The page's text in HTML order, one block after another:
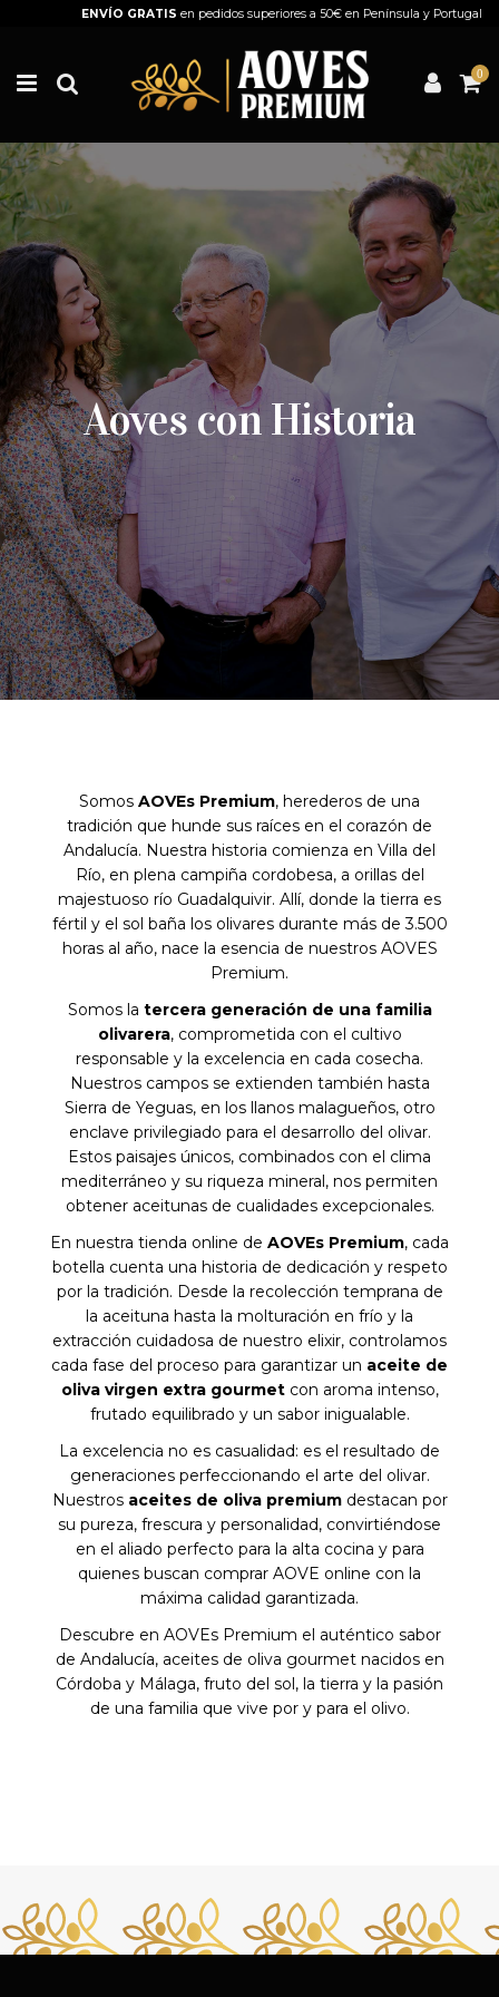
ENVÍO GRATIS en pedidos superiores a 50€ en Península y Portugal
0
Aoves con Historia
Somos AOVEs Premium, herederos de una
tradición que hunde sus raíces en el corazón de
Andalucía. Nuestra historia comienza en Villa del
Río, en plena campiña cordobesa, a orillas del
majestuoso río Guadalquivir. Allí, donde la tierra es
fértil y el sol baña los olivares durante más de 3.500
horas al año, nace la esencia de nuestros AOVES
Premium.
Somos la tercera generación de una familia
olivarera, comprometida con el cultivo
responsable y la excelencia en cada cosecha.
Nuestros campos se extienden también hasta
Sierra de Yeguas, en los llanos malagueños, otro
enclave privilegiado para el desarrollo del olivar.
Estos paisajes únicos, combinados con el clima
mediterráneo y su riqueza mineral, nos permiten
obtener aceitunas de cualidades excepcionales.
En nuestra tienda online de AOVEs Premium, cada
botella cuenta una historia de dedicación y respeto
por la tradición. Desde la recolección temprana de
la aceituna hasta la molturación en frío y la
extracción cuidadosa de nuestro elixir, controlamos
cada fase del proceso para garantizar un aceite de
oliva virgen extra gourmetcon aroma intenso,
frutado equilibrado y un sabor inigualable.
La excelencia no es casualidad: es el resultado de
generaciones perfeccionando el arte del olivar.
Nuestros aceites de oliva premiumdestacan por
su pureza, frescura y personalidad, convirtiéndose
en el aliado perfecto para la alta cocina y para
quienes buscan comprar AOVE online con la
máxima calidad garantizada.
Descubre en AOVEs Premium el auténtico sabor
de Andalucía, aceites de oliva gourmet nacidos en
Córdoba y Málaga, fruto del sol, la tierra y la pasión
de una familia que vive por y para el olivo.